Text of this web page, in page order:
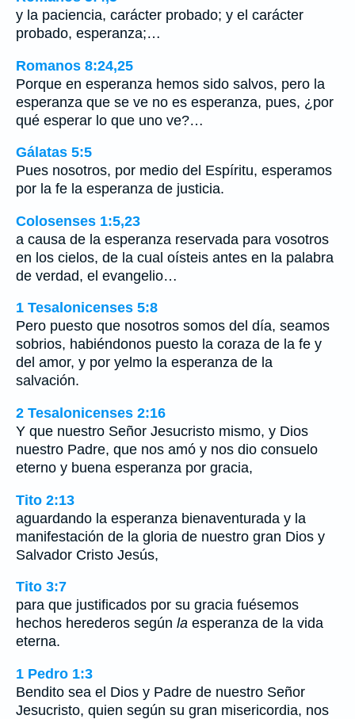
y la paciencia, carácter probado; y el carácter
probado, esperanza;…
Romanos 8:24,25
Porque en esperanza hemos sido salvos, pero la
esperanza que se ve no es esperanza, pues, ¿por
qué esperar lo que uno ve?…
Gálatas 5:5
Pues nosotros, por medio del Espíritu, esperamos
por la fe la esperanza de justicia.
Colosenses 1:5,23
a causa de la esperanza reservada para vosotros
en los cielos, de la cual oísteis antes en la palabra
de verdad, el evangelio…
1 Tesalonicenses 5:8
Pero puesto que nosotros somos del día, seamos
sobrios, habiéndonos puesto la coraza de la fe y
del amor, y por yelmo la esperanza de la
salvación.
2 Tesalonicenses 2:16
Y que nuestro Señor Jesucristo mismo, y Dios
nuestro Padre, que nos amó y nos dio consuelo
eterno y buena esperanza por gracia,
Tito 2:13
aguardando la esperanza bienaventurada y la
manifestación de la gloria de nuestro gran Dios y
Salvador Cristo Jesús,
Tito 3:7
para que justificados por su gracia fuésemos
hechos herederos según la esperanza de la vida
eterna.
1 Pedro 1:3
Bendito sea el Dios y Padre de nuestro Señor
Jesucristo, quien según su gran misericordia, nos